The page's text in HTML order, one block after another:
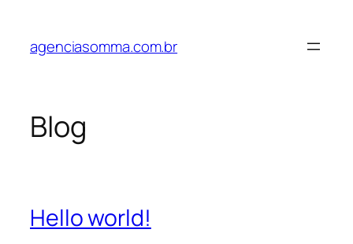
agenciasomma.com.br
Blog
Hello world!